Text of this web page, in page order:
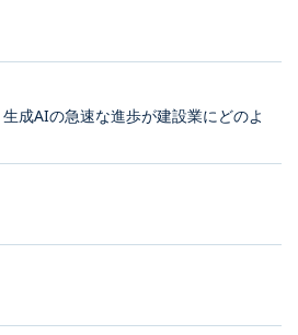
生成AIの急速な進歩が建設業にどのよ